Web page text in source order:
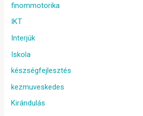
finommotorika
IKT
Interjúk
Iskola
készségfejlesztés
kezmuveskedes
Kirándulás